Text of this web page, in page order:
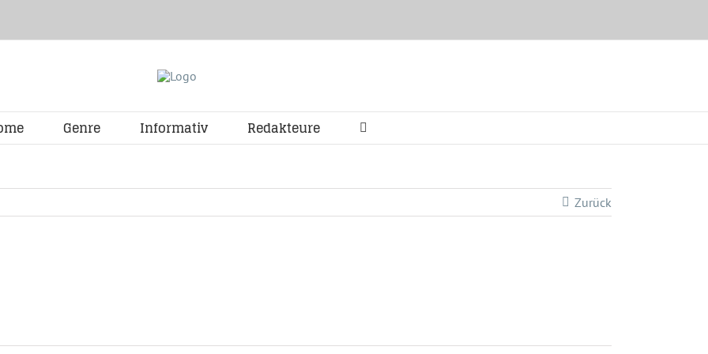
Genre Informativ Redakteure
Zurück